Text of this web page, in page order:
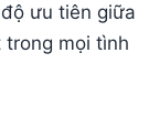
ưu tiên giữa
mọi tình